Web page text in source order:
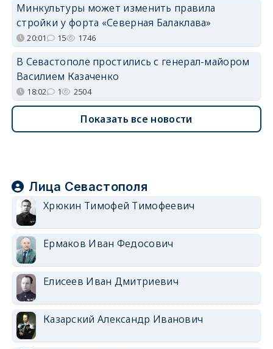
Минкультуры может изменить правила
стройки у форта «Северная Балаклава»
20:01 15 1746
В Севастополе простились с генерал-майором
Василием Казаченко
18:02 1 2504
Показать все новости
Лица Севастополя
Хрюкин Тимофей Тимофеевич
Ермаков Иван Федосович
Елисеев Иван Дмитриевич
Казарский Александр Иванович